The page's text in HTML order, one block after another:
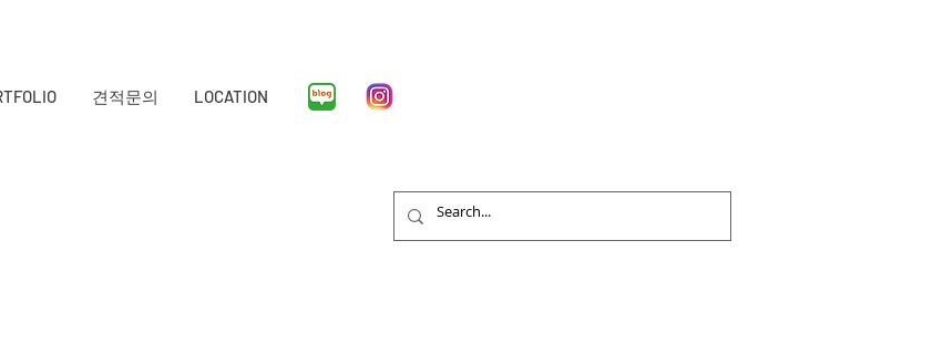
견적문의 LOCATION